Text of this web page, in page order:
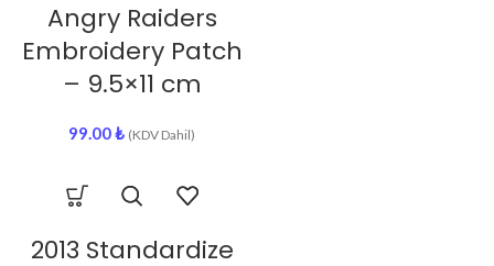
Angry Raiders
Embroidery Patch
– 9.5×11 cm
99.00₺ (KDV Dahil)
2013 Standardize